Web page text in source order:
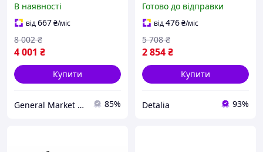
Універсальний
інверторний
напівавтомат для
зварювання
В наявності
від667₴/міс
4 001 ₴
8 002 ₴
Купити
General Market UA 85%
інвертор для початківців,
Професійний
зварювальний інвертор,
TBX
Готово до відправки
від476₴/міс
2 854₴
5 708 ₴
Купити
Detalia 93%